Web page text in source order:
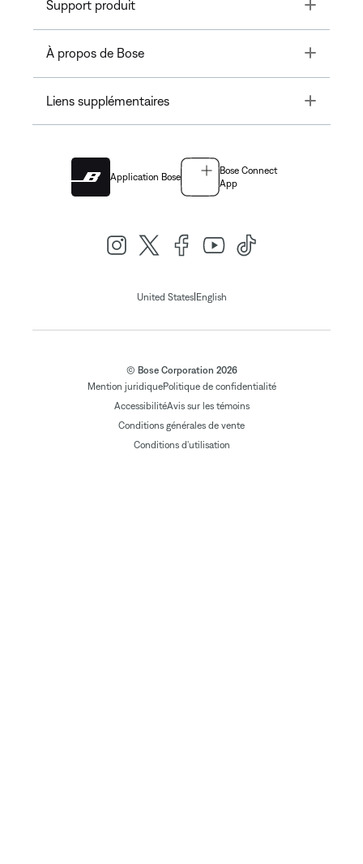
Support produit Toggle
À propos de Bose Toggle
Liens supplémentaires Toggle
Application Bose
Bose Connect
App
United States| English
© Bose Corporation 2026
Mention juridiquePolitique de confidentialité
AccessibilitéAvis sur les témoins
Conditions générales de vente
Conditions d'utilisation